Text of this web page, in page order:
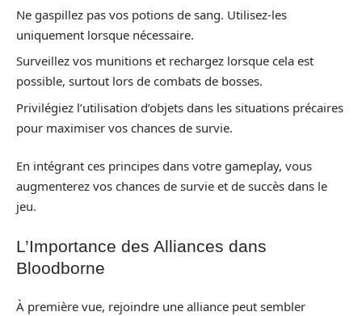
Ne gaspillez pas vos potions de sang. Utilisez-les
uniquement lorsque nécessaire.
Surveillez vos munitions et rechargez lorsque cela est
possible, surtout lors de combats de bosses.
Privilégiez l’utilisation d’objets dans les situations précaires
pour maximiser vos chances de survie.
En intégrant ces principes dans votre gameplay, vous
augmenterez vos chances de survie et de succès dans le
jeu.
L’Importance des Alliances dans
Bloodborne
À première vue, rejoindre une alliance peut sembler